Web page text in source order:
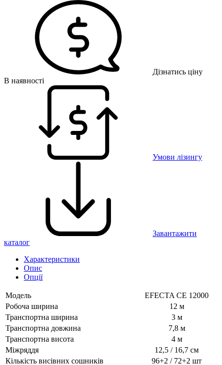
Дізнатись ціну
В наявності
Умови лізингу
Завантажити
каталог
Характеристики
Опис
Опції
Модель
EFECTA CE 12000
Робоча ширина
12 м
Транспортна ширина
3 м
Транспортна довжина
7,8 м
Транспортна висота
4 м
Міжряддя
12,5 / 16,7 см
Кількість висівних сошників
96+2 / 72+2 шт